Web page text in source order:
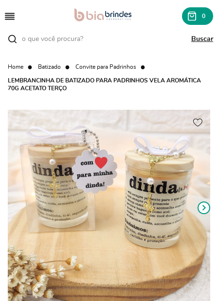
0
Home Batizado Convite para Padrinhos
LEMBRANCINHA DE BATIZADO PARA PADRINHOS VELA AROMÁTICA
70G ACETATO TERÇO